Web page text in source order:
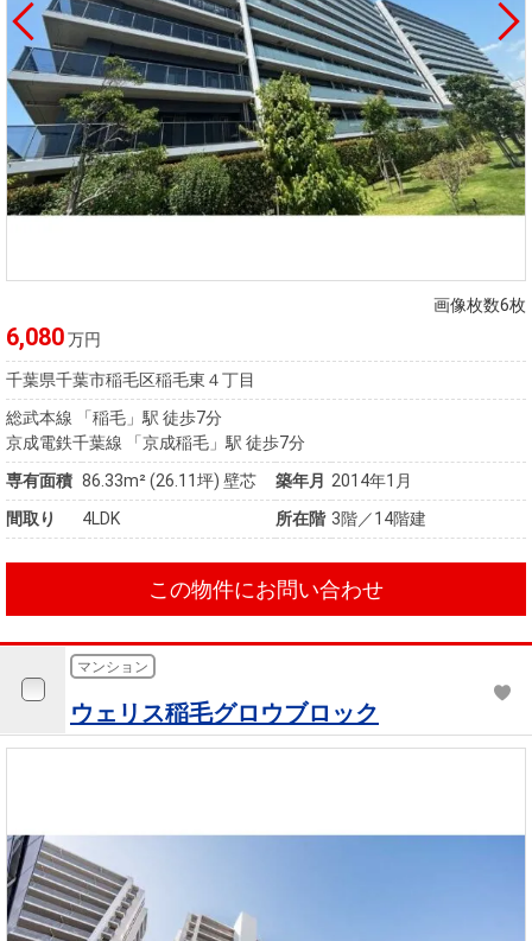
画像枚数6枚
6,080万円
千葉県千葉市稲毛区稲毛東４丁目
総武本線 「稲毛」駅 徒歩7分
京成電鉄千葉線 「京成稲毛」駅 徒歩7分
専有面積 86.33m²(26.11坪) 壁芯 築年月 2014年1月
間取り
4LDK 所在階 3階／14階建
この物件にお問い合わせ
マンション
ウェリス稲毛グロウブロック